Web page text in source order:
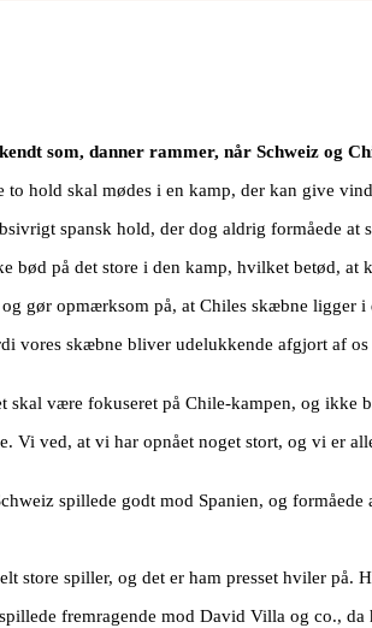
som, danner rammer, når Schweiz og
hold skal mødes i en kamp, der kan give
spansk hold, der dog aldrig formåede
på det store i den kamp, hvilket betød, at
gør opmærksom på, at Chiles skæbne ligger i
vores skæbne bliver udelukkende afgjort af
skal være fokuseret på Chile-kampen, og ikke
Vi ved, at vi har opnået noget stort, og vi er
spillede godt mod Spanien, og
store spiller, og det er ham presset hviler på.
fremragende mod David Villa og co.,